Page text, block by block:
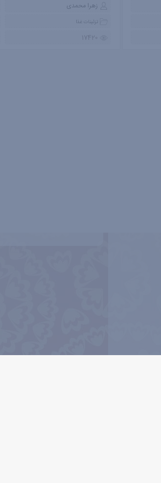
زهرا محمدی
تزئینات غذا
17420